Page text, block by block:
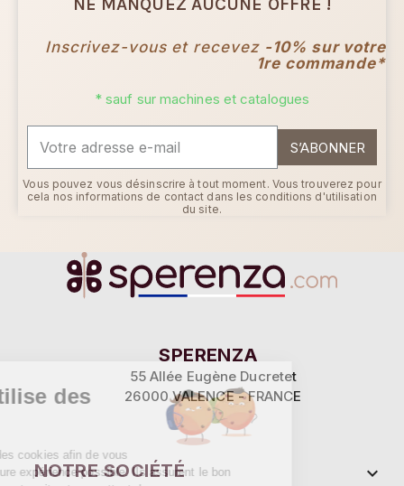
NE MANQUEZ AUCUNE OFFRE !
Inscrivez-vous et recevez -10% sur votre
1re commande*
* sauf sur machines et catalogues
S’ABONNER
Vous pouvez vous désinscrire à tout moment. Vous trouverez pour
cela nos informations de contact dans les conditions d'utilisation
du site.
SPERENZA
55 Allée Eugène Ducretet
26000 VALENCE - FRANCE
NOTRE SOCIÉTÉ 
Ce site utilise des
Sperenza utilise des cookies afin de vous
proposer la meilleure expérience possible. Ils assurent le bon